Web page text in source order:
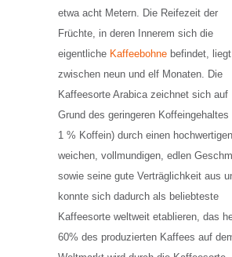
etwa acht Metern. Die Reifezeit der
Früchte, in deren Innerem sich die
eigentliche Kaffeebohne befindet, liegt
zwischen neun und elf Monaten. Die
Kaffeesorte Arabica zeichnet sich auf
Grund des geringeren Koffeingehaltes
1 % Koffein) durch einen
weichen, vollmundigen, edlen
sowie seine gute Verträglichkeit aus
konnte sich dadurch als beliebteste
Kaffeesorte weltweit etablieren, das
60% des produzierten Kaffees auf